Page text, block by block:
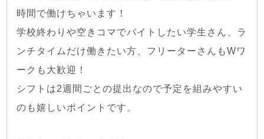
時間で働けちゃいます！
学校終わりや空きコマでバイトしたい学生さん、ラ
ンチタイムだけ働きたい方、フリーターさんもWワ
ークも大歓迎！
シフトは2週間ごとの提出なので予定を組みやすい
のも嬉しいポイントです。